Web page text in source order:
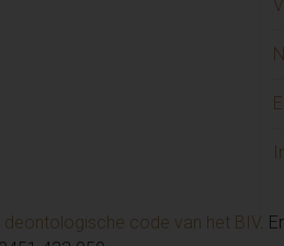
deontologische code van het BIV.